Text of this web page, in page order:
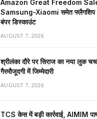
Amazon Great Freedom
Samsung-Xiaomi समेत फ्लैगशिप
बंपर डिस्काउंट
AUGUST 7, 2026
श्रीलंका दौरे पर सिराज का नया लुक
गैरमौजूदगी में जिम्मेदारी
AUGUST 7, 2026
TCS केस में बड़ी कार्रवाई, AIMIM